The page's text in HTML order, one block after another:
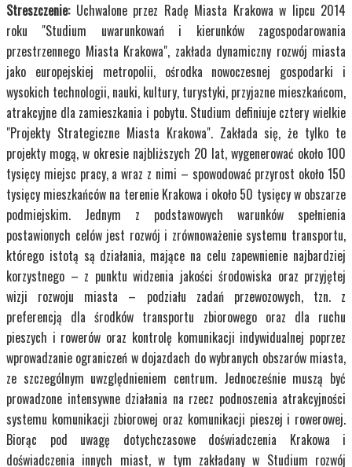
Streszczenie:Uchwalone przez Radę Miasta Krakowa w lipcu 2014
roku "Studium uwarunkowań i kierunków zagospodarowania
przestrzennego Miasta Krakowa", zakłada dynamiczny rozwój miasta
jako europejskiej metropolii, ośrodka nowoczesnej gospodarki i
wysokich technologii, nauki, kultury, turystyki, przyjazne mieszkańcom,
atrakcyjne dla zamieszkania i pobytu. Studium definiuje cztery wielkie
"Projekty Strategiczne Miasta Krakowa". Zakłada się, że tylko te
projekty mogą, w okresie najbliższych 20 lat, wygenerować około 100
tysięcy miejsc pracy, a wraz z nimi – spowodować przyrost około 150
tysięcy mieszkańców na terenie Krakowa i około 50 tysięcy w obszarze
podmiejskim. Jednym z podstawowych warunków spełnienia
postawionych celów jest rozwój i zrównoważenie systemu transportu,
którego istotą są działania, mające na celu zapewnienie najbardziej
korzystnego – z punktu widzenia jakości środowiska oraz przyjętej
wizji rozwoju miasta – podziału zadań przewozowych, tzn. z
preferencją dla środków transportu zbiorowego oraz dla ruchu
pieszych i rowerów oraz kontrolę komunikacji indywidualnej poprzez
wprowadzanie ograniczeń w dojazdach do wybranych obszarów miasta,
ze szczególnym uwzględnieniem centrum. Jednocześnie muszą być
prowadzone intensywne działania na rzecz podnoszenia atrakcyjności
systemu komunikacji zbiorowej oraz komunikacji pieszej i rowerowej.
Biorąc pod uwagę dotychczasowe doświadczenia Krakowa i
doświadczenia innych miast, w tym zakładany w Studium rozwój